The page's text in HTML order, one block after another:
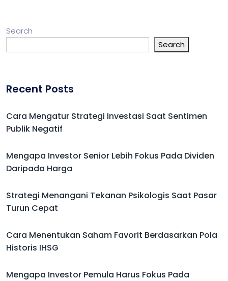
Search
Search
Recent Posts
Cara Mengatur Strategi Investasi Saat Sentimen
Publik Negatif
Mengapa Investor Senior Lebih Fokus Pada Dividen
Daripada Harga
Strategi Menangani Tekanan Psikologis Saat Pasar
Turun Cepat
Cara Menentukan Saham Favorit Berdasarkan Pola
Historis IHSG
Mengapa Investor Pemula Harus Fokus Pada